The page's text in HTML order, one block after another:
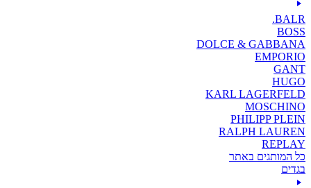
BALR.
BOSS
DOLCE & GABBANA
EMPORIO
GANT
HUGO
KARL LAGERFELD
MOSCHINO
PHILIPP PLEIN
RALPH LAUREN
REPLAY
כל המותגים באתר
בגדים